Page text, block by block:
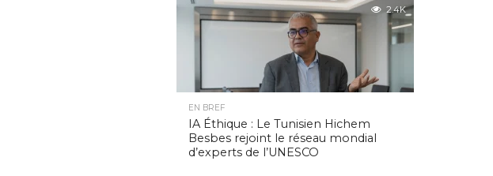
2.4K
EN BREF
IA Éthique : Le Tunisien Hichem
Besbes rejoint le réseau mondial
d’experts de l’UNESCO